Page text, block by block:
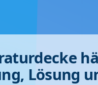
Lösung